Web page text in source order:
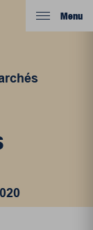
Menu